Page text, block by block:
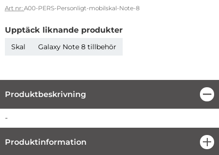
Art nr: A00-PERS-Personligt-mobilskal-Note-8
Upptäck liknande produkter
Skal Galaxy Note 8 tillbehör
Produktbeskrivning
Produktbeskrivning
-
Produktinformation